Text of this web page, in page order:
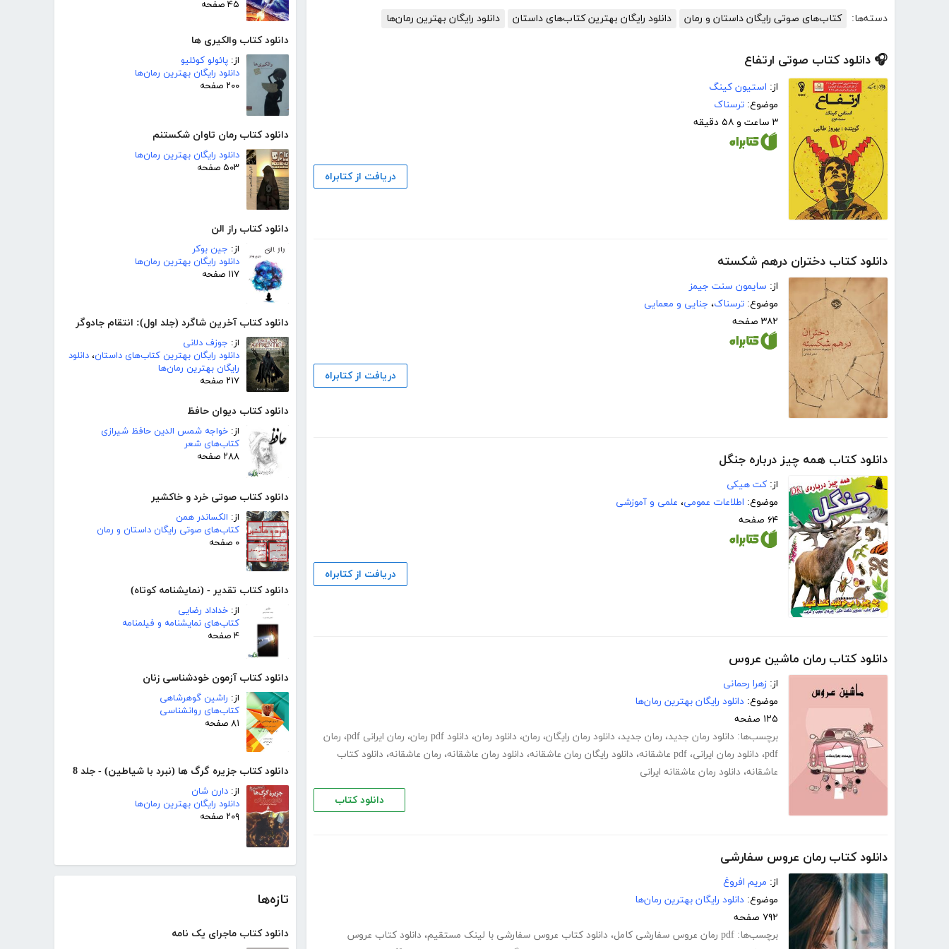
۴۵ صفحه
دانلود کتاب والکیری ها
از: پائولو کوئلیو
دانلود رایگان بهترین رمان‌ها
۲۰۰ صفحه
دانلود کتاب رمان تاوان شکستنم
دانلود رایگان بهترین رمان‌ها
۵۰۳ صفحه
دانلود کتاب راز الن
از: جین بوکر
دانلود رایگان بهترین رمان‌ها
۱۱۷ صفحه
دانلود کتاب آخرین شاگرد (جلد اول): انتقام جادوگر
از: جوزف دلانی
دانلود رایگان بهترین کتاب‌های داستان، دانلود
رایگان بهترین رمان‌ها
۲۱۷ صفحه
دانلود کتاب دیوان حافظ
از: خواجه شمس الدین حافظ شیرازی
کتاب‌های شعر
۲۸۸ صفحه
دانلود کتاب صوتی خرد و خاکشیر
از: الکساندر همن
کتاب‌های صوتی رایگان داستان و رمان
۰ صفحه
دانلود کتاب تقدیر - (نمایشنامه کوتاه)
از: خداداد رضایی
کتاب‌های نمایشنامه و فیلمنامه
۴ صفحه
دانلود کتاب آزمون خودشناسی زنان
از: راشین گوهرشاهی
کتاب‌های روانشناسی
۸۱ صفحه
دانلود کتاب جزیره گرگ ها (نبرد با شیاطین) - جلد 8
از: دارن شان
دانلود رایگان بهترین رمان‌ها
۲۰۹ صفحه
تازه‌ها
دانلود کتاب ماجرای یک نامه
دسته‌ها: کتاب‌های صوتی رایگان داستان و رمان دانلود رایگان بهترین کتاب‌های داستان دانلود رایگان بهترین رمان‌ها
🎧 دانلود کتاب صوتی ارتفاع
از: استیون کینگ
موضوع: ترسناک
۳ ساعت و ۵۸ دقیقه
دریافت از کتابراه
دانلود کتاب دختران درهم شکسته
از: سایمون سنت جیمز
موضوع: ترسناک، جنایی و معمایی
۳۸۲ صفحه
دریافت از کتابراه
دانلود کتاب همه چیز درباره جنگل
از: کت هیکی
موضوع: اطلاعات عمومی، علمی و آموزشی
۶۴ صفحه
دریافت از کتابراه
دانلود کتاب رمان ماشین عروس
از: زهرا رحمانی
موضوع: دانلود رایگان بهترین رمان‌ها
۱۲۵ صفحه
برچسب‌ها: دانلود رمان جدید، رمان جدید، دانلود رمان رایگان، رمان، دانلود رمان، دانلود pdf رمان ، رمان ایرانی pdf ، رمان
pdf، دانلود رمان ایرانی، pdf عاشقانه ، دانلود رایگان رمان عاشقانه، دانلود رمان عاشقانه، رمان عاشقانه، دانلود کتاب
عاشقانه، دانلود رمان عاشقانه ایرانی
دانلود کتاب
دانلود کتاب رمان عروس سفارشی
از: مریم افروغ
موضوع: دانلود رایگان بهترین رمان‌ها
۷۹۲ صفحه
برچسب‌ها: pdf رمان عروس سفارشی کامل ، دانلود کتاب عروس سفارشی با لینک مستقیم، دانلود کتاب عروس